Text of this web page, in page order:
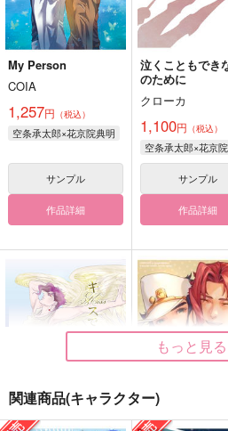
My Person
COIA
1,257円 （税込）
空条承太郎×花京院典明
サンプル
作品詳細
泣くこともでき
のために
クローカ
1,100円 （税込）
空条承太郎×花京
サンプル
作品詳細
もっと見る
関連商品(キャラクター)